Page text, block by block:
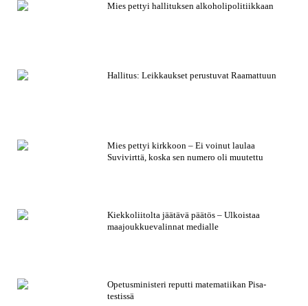
Mies pettyi hallituksen alkoholipolitiikkaan
Hallitus: Leikkaukset perustuvat Raamattuun
Mies pettyi kirkkoon – Ei voinut laulaa
Suvivirttä, koska sen numero oli muutettu
Kiekkoliitolta jäätävä päätös – Ulkoistaa
maajoukkuevalinnat medialle
Opetusministeri reputti matematiikan Pisa-
testissä